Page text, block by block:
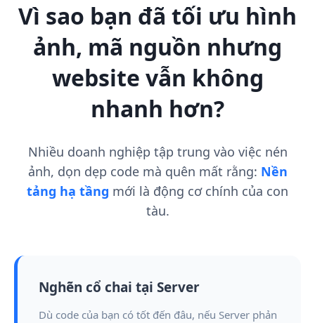
Vì sao bạn đã tối ưu hình
ảnh, mã nguồn nhưng
website vẫn không
nhanh hơn?
Nhiều doanh nghiệp tập trung vào việc nén
ảnh, dọn dẹp code mà quên mất rằng: Nền
tảng hạ tầng mới là động cơ chính của con
tàu.
Nghẽn cổ chai tại Server
Dù code của bạn có tốt đến đâu, nếu Server phản